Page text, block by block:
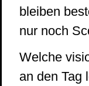
bleiben
nur noch
Welche
an den Tag